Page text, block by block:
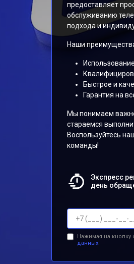
предоставляет
обслуживанию
подхода и
Наши
Быстрое и
Гарантия на
Мы понимаем
стараемся
Воспользуйтесь
команды!
Экспресс
день
Нажимая на кнопку
данных.